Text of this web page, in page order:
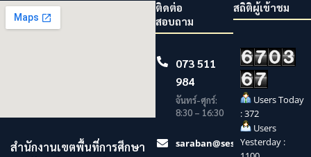
สำนักงานเขตพื้นที่การศึกษา
ติดต่อ
สอบถาม
073 511
984
จันทร์-ศุกร์:
8:30 – 16:30
saraban@sesaonara.go.th
สถิติผู้เข้าชม
Users Today
: 372
Users
Yesterday :